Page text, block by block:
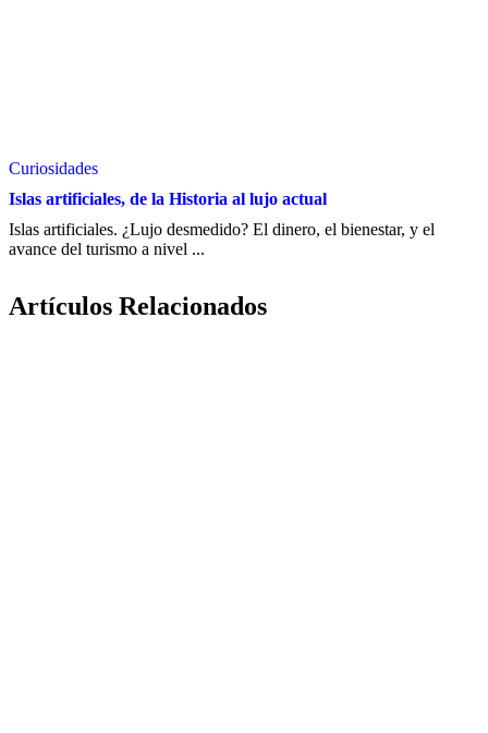
Curiosidades
Islas artificiales, de la Historia al lujo actual
Islas artificiales. ¿Lujo desmedido? El dinero, el bienestar, y el
avance del turismo a nivel ...
Artículos Relacionados